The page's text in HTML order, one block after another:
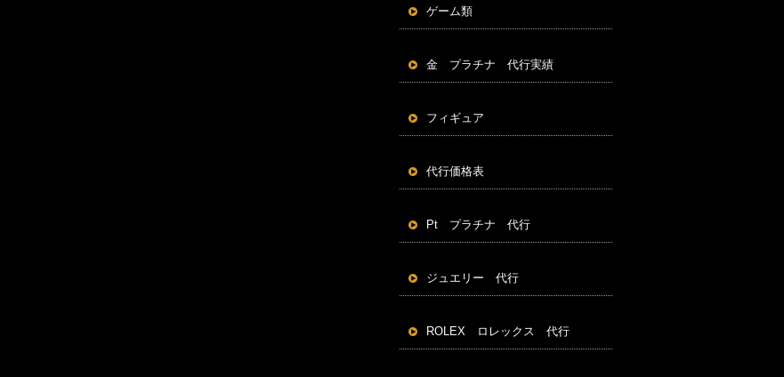
ゲーム類
金 プラチナ 代行実績
フィギュア
代行価格表
Pt プラチナ 代行
ジュエリー 代行
ROLEX ロレックス 代行